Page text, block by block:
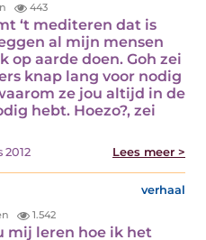
443
‘t mediteren dat is
al mijn mensen
op aarde doen. Goh zei
knap lang voor nodig
ze jou altijd in de
hebt. Hoezo?, zei
2012 Lees meer >
verhaal
1.542
mij leren hoe ik het